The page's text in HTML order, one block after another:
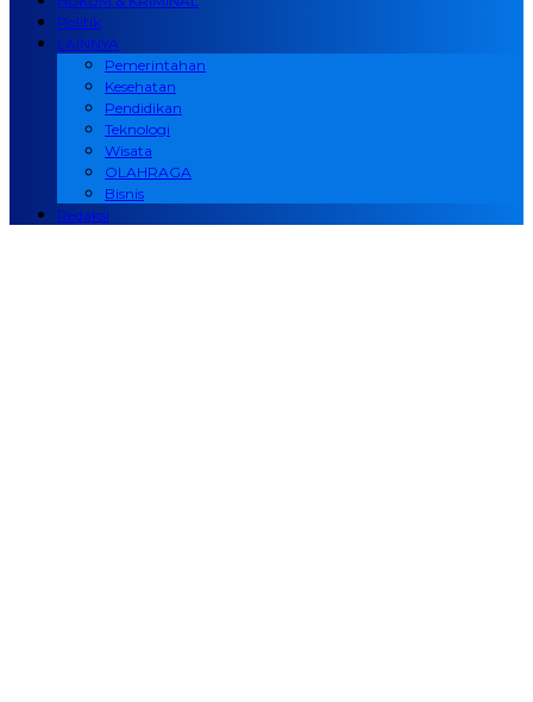
Politik
LAINNYA
Pemerintahan
Kesehatan
Pendidikan
Teknologi
Wisata
OLAHRAGA
Bisnis
Redaksi